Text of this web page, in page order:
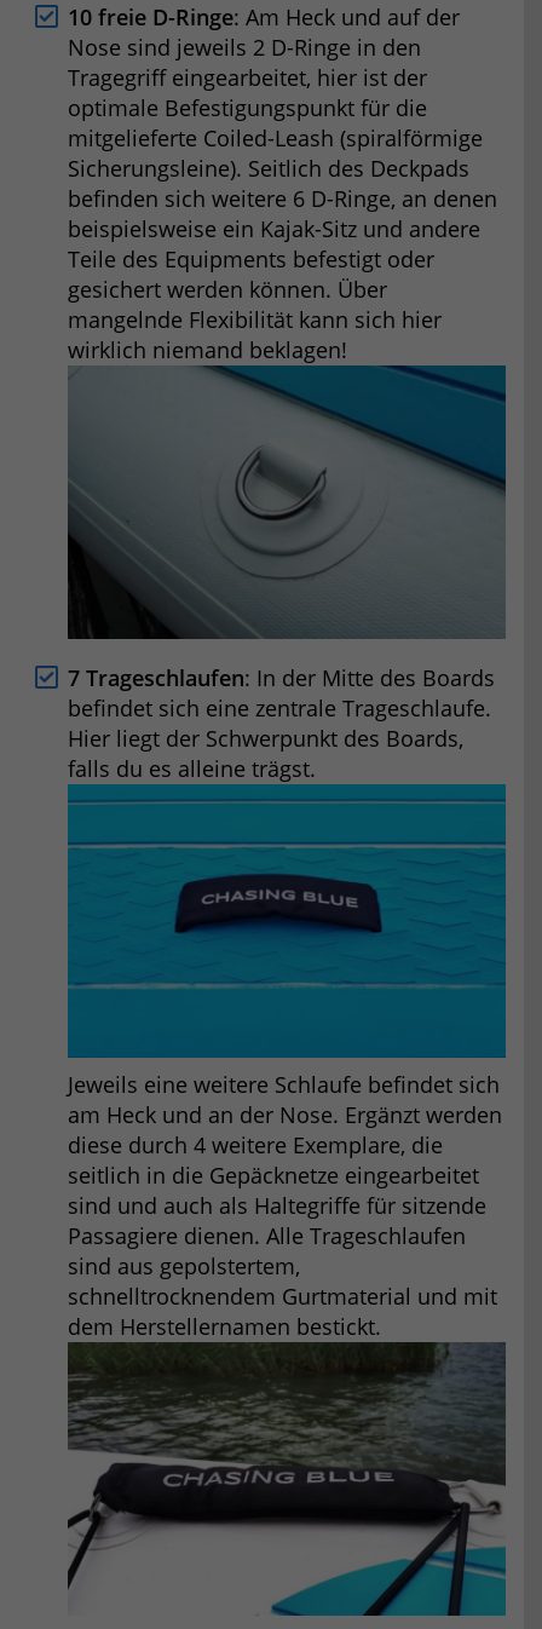
10 freie D-Ringe: Am Heck und auf der
Nose sind jeweils 2 D-Ringe in den
Tragegriff eingearbeitet, hier ist der
optimale Befestigungspunkt für die
mitgelieferte Coiled-Leash (spiralförmige
Sicherungsleine). Seitlich des Deckpads
befinden sich weitere 6 D-Ringe, an denen
beispielsweise ein Kajak-Sitz und andere
Teile des Equipments befestigt oder
gesichert werden können. Über
mangelnde Flexibilität kann sich hier
wirklich niemand beklagen!
7 Trageschlaufen: In der Mitte des Boards
befindet sich eine zentrale Trageschlaufe.
Hier liegt der Schwerpunkt des Boards,
falls du es alleine trägst.
Jeweils eine weitere Schlaufe befindet sich
am Heck und an der Nose. Ergänzt werden
diese durch 4 weitere Exemplare, die
seitlich in die Gepäcknetze eingearbeitet
sind und auch als Haltegriffe für sitzende
Passagiere dienen. Alle Trageschlaufen
sind aus gepolstertem,
schnelltrocknendem Gurtmaterial und mit
dem Herstellernamen bestickt.